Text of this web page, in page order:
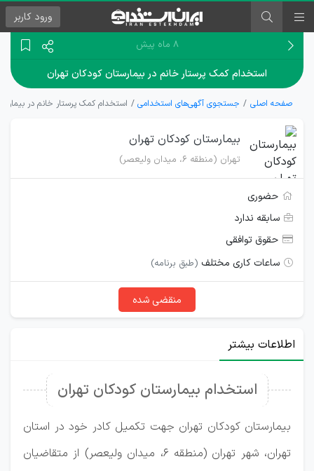
ورود کاربر
۸ ماه پیش
استخدام کمک پرستار خانم در بيمارستان كودكان تهران
صفحه اصلی جستجوی آگهی‌های استخدامی استخدام کمک پرستار خانم در
بيمارستان كودكان تهران
تهران (منطقه ۶، میدان ولیعصر)
حضوری
سابقه ندارد
حقوق توافقی
ساعات کاری مختلف (طبق برنامه)
منقضی شده
اطلاعات بیشتر
استخدام بيمارستان كودكان تهران
بيمارستان كودكان تهران جهت تکمیل کادر خود در استان
تهران، شهر تهران (منطقه ۶، میدان ولیعصر) از متقاضیان